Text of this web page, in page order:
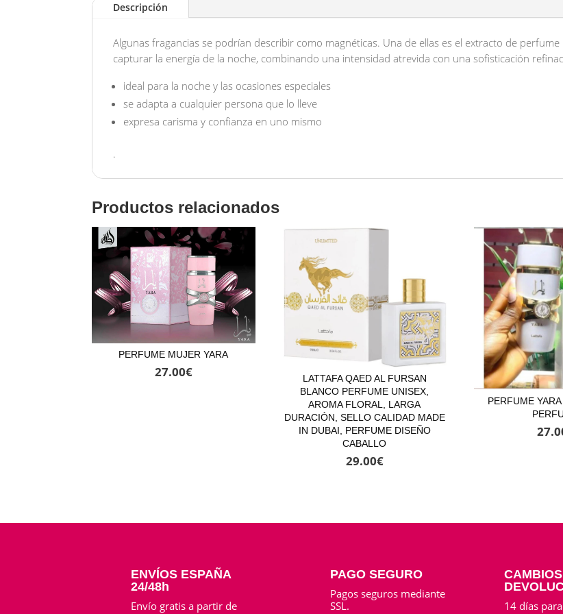
Descripción
Algunas fragancias se podrían describir como magnéticas. Una de ellas es el extracto de
capturar la energía de la noche, combinando una intensidad atrevida con una sofisticación
ideal para la noche y las ocasiones especiales
se adapta a cualquier persona que lo lleve
expresa carisma y confianza en uno mismo
.
Productos relacionados
PERFUME MUJER YARA
27.00€
LATTAFA QAED AL FURSAN
BLANCO PERFUME UNISEX,
AROMA FLORAL, LARGA
DURACIÓN, SELLO CALIDAD MADE
IN DUBAI, PERFUME DISEÑO
CABALLO
29.00€
PERFUME
ENVÍOS ESPAÑA
24/48h
Envío gratis a partir de
PAGO SEGURO
Pagos seguros mediante
SSL.
14 días